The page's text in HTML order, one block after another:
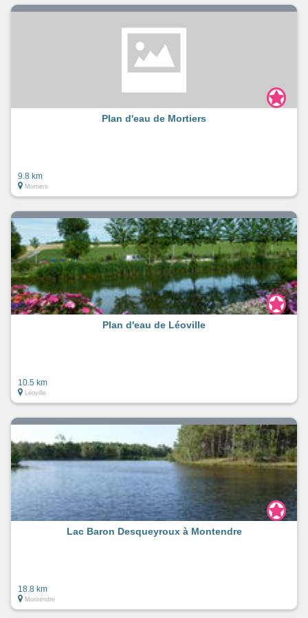
Plan d'eau de Mortiers
9.8 km
Mortiers
Plan d'eau de Léoville
10.5 km
Léoville
Lac Baron Desqueyroux à Montendre
18.8 km
Montendre